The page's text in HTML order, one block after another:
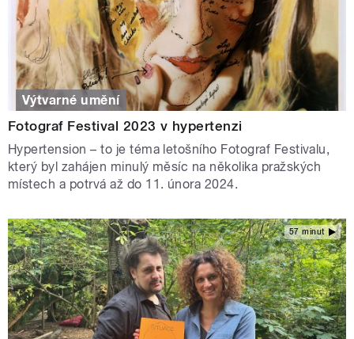
Výtvarné umění
Fotograf Festival 2023 v hypertenzi
Hypertension – to je téma letošního Fotograf Festivalu,
který byl zahájen minulý měsíc na několika pražských
místech a potrvá až do 11. února 2024.
57 minut